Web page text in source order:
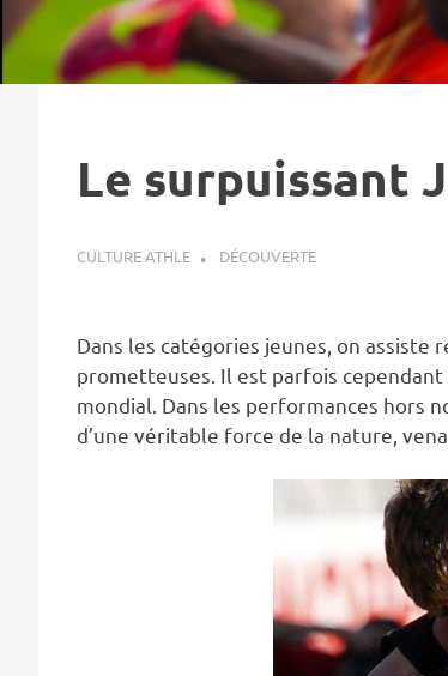
Le surpuissant
15 JUILLET 2012
CULTURE ATHLE DÉCOUVERTE
Dans les catégories jeunes, on
prometteuses. Il est parfois
mondial. Dans les performances hors
d’une véritable force de la nature,